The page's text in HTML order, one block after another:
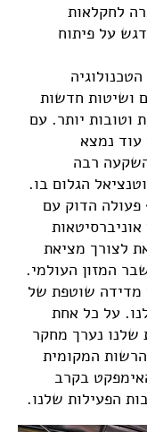
לחקלאות
על פיתוח
ושיטות חדשות
וטובות יותר. עם
נמצא
רבה
הגלום בו.
פעולה הדוק עם
לצורך מציאת
המזון העולמי.
מדידה שוטפת של
על כל אחת
שלנו נערך מחקר
המקומית
בקרב
הפעילות שלנו.